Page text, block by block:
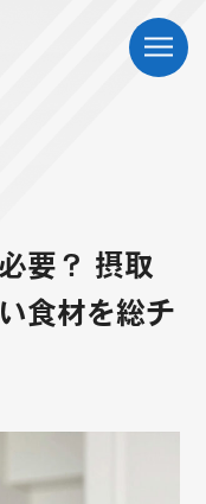
要？ 摂取
食材を総チ